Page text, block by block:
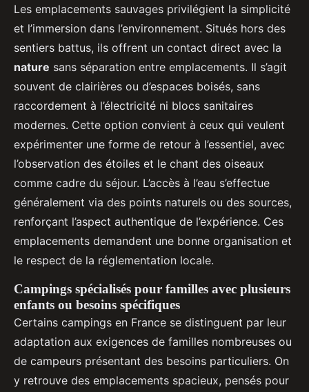
Les emplacements sauvages privilégient la simplicité
et l’immersion dans l’environnement. Situés hors des
sentiers battus, ils offrent un contact direct avec la
nature sans séparation entre emplacements. Il s’agit
souvent de clairières ou d’espaces boisés, sans
raccordement à l’électricité ni blocs sanitaires
modernes. Cette option convient à ceux qui veulent
expérimenter une forme de retour à l’essentiel, avec
l’observation des étoiles et le chant des oiseaux
comme cadre du séjour. L’accès à l’eau s’effectue
généralement via des points naturels ou des sources,
renforçant l’aspect authentique de l’expérience. Ces
emplacements demandent une bonne organisation et
le respect de la réglementation locale.
Campings spécialisés pour familles avec plusieurs
enfants ou besoins spécifiques
Certains campings en France se distinguent par leur
adaptation aux exigences de familles nombreuses ou
de campeurs présentant des besoins particuliers. On
y retrouve des emplacements spacieux, pensés pour